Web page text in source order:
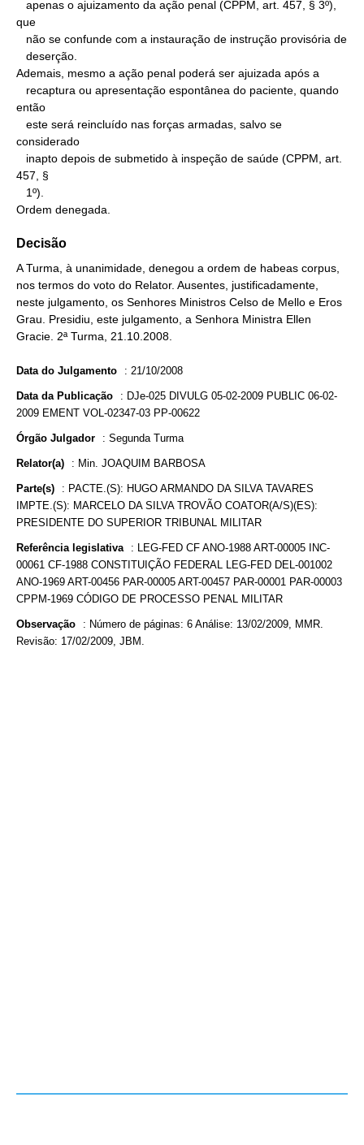
que
Ademais, mesmo a ação penal poderá ser ajuizada após a
então
considerado
457, §
Ordem denegada.
Decisão
A Turma, à unanimidade, denegou a ordem de habeas corpus,
nos termos do voto do Relator. Ausentes, justificadamente,
neste julgamento, os Senhores Ministros Celso de Mello e Eros
Grau. Presidiu, este julgamento, a Senhora Ministra Ellen
Gracie. 2ª Turma, 21.10.2008.
Data do Julgamento : 21/10/2008
Data da Publicação : DJe-025 DIVULG 05-02-2009 PUBLIC 06-02-
2009 EMENT VOL-02347-03 PP-00622
Órgão Julgador : Segunda Turma
Relator(a) : Min. JOAQUIM BARBOSA
Parte(s) : PACTE.(S): HUGO ARMANDO DA SILVA TAVARES
IMPTE.(S): MARCELO DA SILVA TROVÃO COATOR(A/S)(ES):
PRESIDENTE DO SUPERIOR TRIBUNAL MILITAR
Referência legislativa : LEG-FED CF ANO-1988 ART-00005 INC-
00061 CF-1988 CONSTITUIÇÃO FEDERAL LEG-FED DEL-001002
ANO-1969 ART-00456 PAR-00005 ART-00457 PAR-00001 PAR-00003
CPPM-1969 CÓDIGO DE PROCESSO PENAL MILITAR
Observação : Número de páginas: 6 Análise: 13/02/2009, MMR.
Revisão: 17/02/2009, JBM.